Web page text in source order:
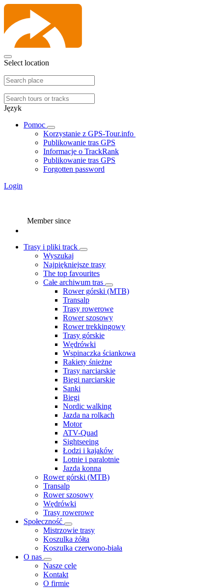
Select location
Język
Pomoc
Korzystanie z GPS-Tour.info
Publikowanie tras GPS
Informacje o TrackRank
Publikowanie tras GPS
Forgotten password
Login
Member since
Trasy i pliki track
Wyszukaj
Najpiękniejsze trasy
The top favourites
Całe archiwum tras
Rower górski (MTB)
Transalp
Trasy rowerowe
Rower szosowy
Rower trekkingowy
Trasy górskie
Wędrówki
Wspinaczka ściankowa
Rakiety śnieżne
Trasy narciarskie
Biegi narciarskie
Sanki
Biegi
Nordic walking
Jazda na rolkach
Motor
ATV-Quad
Sightseeing
Łodzi i kajaków
Lotnie i paralotnie
Jazda konna
Rower górski (MTB)
Transalp
Rower szosowy
Wędrówki
Trasy rowerowe
Społeczność
Mistrzowie trasy
Koszulka żółta
Koszulka czerwono-biała
O nas
Nasze cele
Kontakt
O firmie